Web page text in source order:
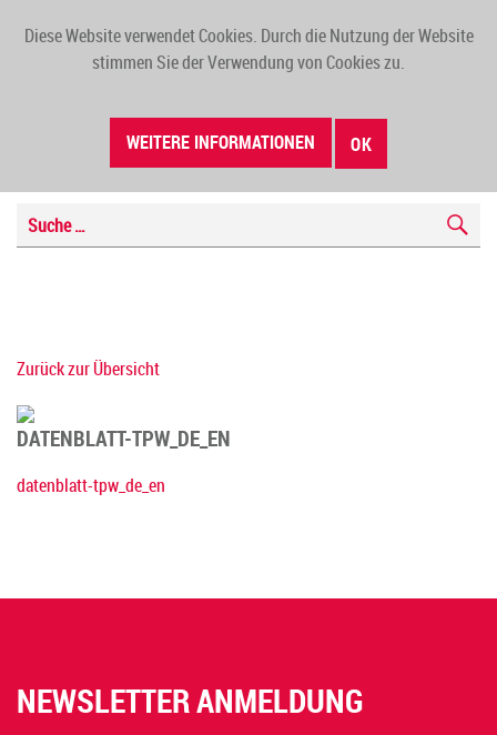
Diese Website verwendet Cookies. Durch die Nutzung der Website
stimmen Sie der Verwendung von Cookies zu.
WEITERE INFORMATIONEN OK
Zurück zur Übersicht
DATENBLATT-TPW_DE_EN
datenblatt-tpw_de_en
NEWSLETTER ANMELDUNG